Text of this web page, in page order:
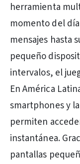
herramienta
momento del
mensajes hasta
pequeño
intervalos, el
En América
smartphones y
permiten
instantánea.
pantallas